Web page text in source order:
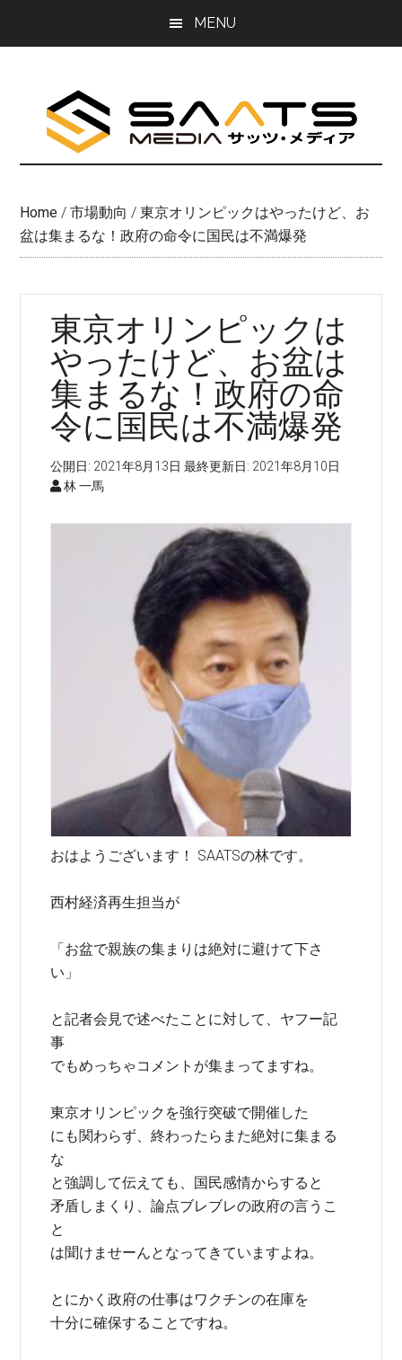
MENU
Home / 市場動向 / 東京オリンピックはやったけど、お
盆は集まるな！政府の命令に国民は不満爆発
東京オリンピックは
やったけど、お盆は
集まるな！政府の命
令に国民は不満爆発
公開日: 2021年8月13日 最終更新日: 2021年8月10日
林 一馬
おはようございます！ SAATSの林です。
西村経済再生担当が
「お盆で親族の集まりは絶対に避けて下さ
い」
と記者会見で述べたことに対して、ヤフー記
事
でもめっちゃコメントが集まってますね。
東京オリンピックを強行突破で開催した
にも関わらず、終わったらまた絶対に集まる
な
と強調して伝えても、国民感情からすると
矛盾しまくり、論点ブレブレの政府の言うこ
と
は聞けませーんとなってきていますよね。
とにかく政府の仕事はワクチンの在庫を
十分に確保することですね。